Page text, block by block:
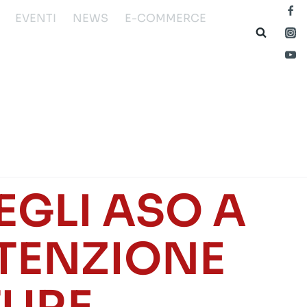
EVENTI NEWS E-COMMERCE
ASO A